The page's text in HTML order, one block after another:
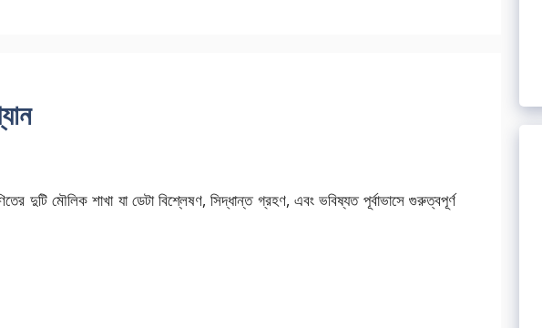
দুটি মৌলিক শাখা যা ডেটা বিশ্লেষণ, সিদ্ধান্ত গ্রহণ, এবং ভবিষ্যত পূর্বাভাসে গুরুত্বপূর্ণ